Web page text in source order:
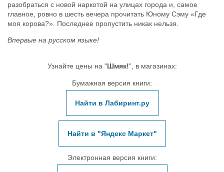
разобраться с новой наркотой на улицах города и, самое
главное, ровно в шесть вечера прочитать Юному Сэму «Где
моя корова?». Последнее пропустить никак нельзя.
Впервые на русском языке!
Узнайте цены на "Шмяк!", в магазинах:
Бумажная версия книги:
Найти в Лабиринт.ру
Найти в "Яндекс Маркет"
Электронная версия книги: